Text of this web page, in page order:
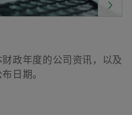
政年度的公司资讯，以及
日期。